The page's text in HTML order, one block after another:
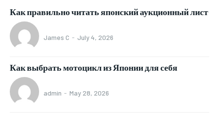
Как правильно читать японский аукционный лист
James C - July 4, 2026
Как выбрать мотоцикл из Японии для себя
admin - May 28, 2026